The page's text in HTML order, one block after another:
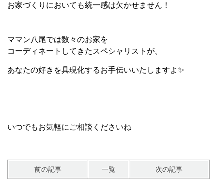
お家づくりにおいても統一感は欠かせません！
ママン八尾では数々のお家を
コーディネートしてきたスペシャリストが、
あなたの好きを具現化するお手伝いいたしますよ✨
いつでもお気軽にご相談くださいね
前の記事 一覧 次の記事